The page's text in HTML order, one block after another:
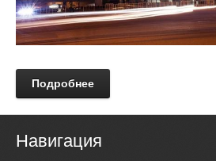
Подробнее
Навигация